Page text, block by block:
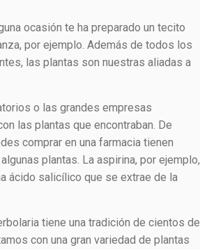
ocasión te ha preparado un tecito
por ejemplo. Además de todos los
las plantas son nuestras aliadas a
o las grandes empresas
las plantas que encontraban. De
comprar en una farmacia tienen
plantas. La aspirina, por ejemplo,
ácido salicílico que se extrae de la
tiene una tradición de cientos de
con una gran variedad de plantas